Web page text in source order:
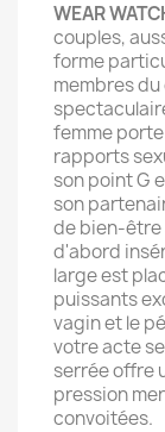
WEAR
couples,
forme
membres
femme
rapports
son point G
son
de bien-être
d'abord
large est
puissants
vagin et le
votre acte
serrée offre
pression
convoitées.